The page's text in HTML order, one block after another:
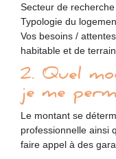
Secteur de recherche
Typologie du
Vos besoins /
habitable et de
2. Quel
je me
Le montant se
professionnelle ainsi
faire appel à des